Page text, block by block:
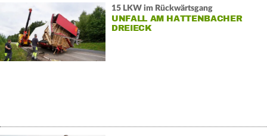
15 LKW im Rückwärtsgang
UNFALL AM HATTENBACHER
DREIECK